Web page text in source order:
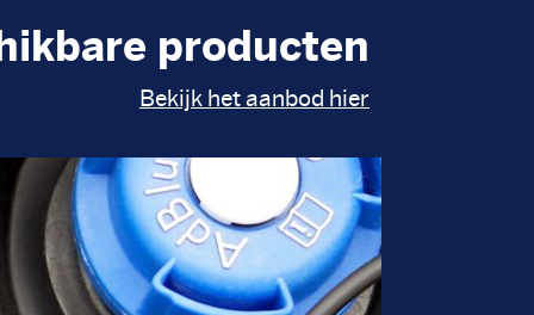
producten
Bekijk het aanbod hier